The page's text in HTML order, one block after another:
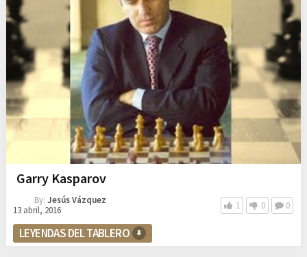
Garry Kasparov
By: Jesús Vázquez
13 abril, 2016
1 0 0
LEYENDAS DEL TABLERO